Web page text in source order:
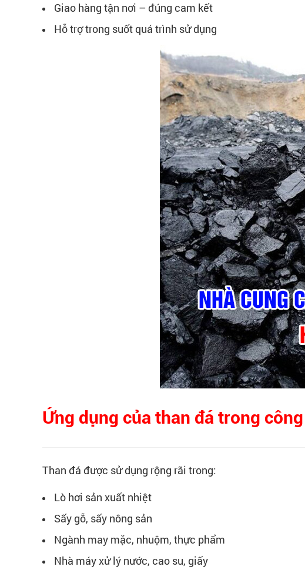
Giao hàng tận nơi – đúng cam kết
Hỗ trợ trong suốt quá trình sử dụng
Ứng dụng của than đá trong
Than đá được sử dụng rộng rãi trong:
Lò hơi sản xuất nhiệt
Sấy gỗ, sấy nông sản
Ngành may mặc, nhuộm, thực phẩm
Nhà máy xử lý nước, cao su, giấy